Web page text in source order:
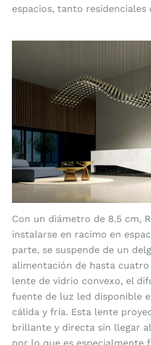
espacios, tanto residenciales
Con un diámetro de 8.5 cm,
instalarse en racimo en
parte, se suspende de un
alimentación de hasta
lente de vidrio convexo, el
fuente de luz led disponible
cálida y fría. Esta lente
brillante y directa sin llegar
por lo que es especialmente